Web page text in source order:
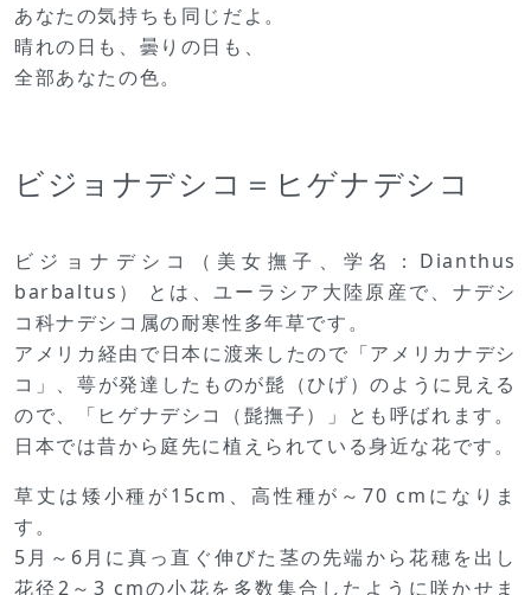
あなたの気持ちも同じだよ。
晴れの日も、曇りの日も、
全部あなたの色。
ビジョナデシコ＝ヒゲナデシコ
ビジョナデシコ（美女撫子、学名：Dianthus
barbaltus） とは、ユーラシア大陸原産で、ナデシ
コ科ナデシコ属の耐寒性多年草です。
アメリカ経由で日本に渡来したので「アメリカナデシ
コ」、萼が発達したものが髭（ひげ）のように見える
ので、「ヒゲナデシコ（髭撫子）」とも呼ばれます。
日本では昔から庭先に植えられている身近な花です。
草丈は矮小種が15cm、高性種が～70 cmになりま
す。
5月～6月に真っ直ぐ伸びた茎の先端から花穂を出し
花径2～3 cmの小花を多数集合したように咲かせま